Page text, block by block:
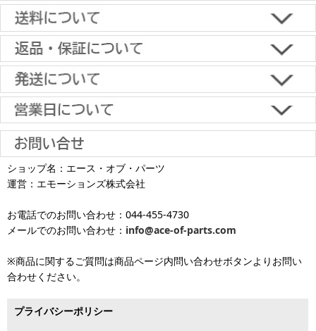
■下記よりお選びいただけます。
クレジットカード決済、代金引換、楽天ペイ、郵便振替、銀行振
込、スコア後払い、コンビニ決済、PayPayオンライン決済
※銀行振り込み・郵便振替・コンビニ決済・PayPayオンライン決済
の場合、ご入金確認後の発送となります。
※一部適用外の地域や商品がありますのでご了承ください。
※お届け先が異なる場合は別途お届け先分の送料がかかります。
沖縄へのお届けは、送料とは別に地域料金が発生します。サイズに
より金額が異なるので、詳しい料金については
となります（当日・土日祝日出荷不可）
【返品・キャンセルについて】
原則として返品は受け付けておりません。
金具に関しては、条件を満たしている場合は返品をお受けいたしま
す。
【初期不良・保証について】
商品到着後1週間以内であれば、初期不良の受け付けを行います。
返品対応の詳細、各種保証については
をご覧ください。
土日祝日も当日出荷いたします
■お届けについて
お届け日のご指定がない場合は、最短出荷・最短到着で発送いたし
ます。
平日は15時・土曜は11時・日曜祝日は10時までのご注文で当日出荷
が可能です。
済・代引決済のみ当日出荷が可能です。
※クレジットカード・代引き決済以外のお支払方法を選択されてい
※メーカー発注品は除きます。
土 日 祝日も
発送しています
※出荷休業日を除く
ショップ名：エース・オブ・パーツ
運営：エモーションズ株式会社
お電話でのお問い合わせ：044-455-4730
メールでのお問い合わせ： info@ace-of-parts.com
※商品に関するご質問は商品ページ内問い合わせボタンよりお問い
合わせください。
プライバシーポリシー